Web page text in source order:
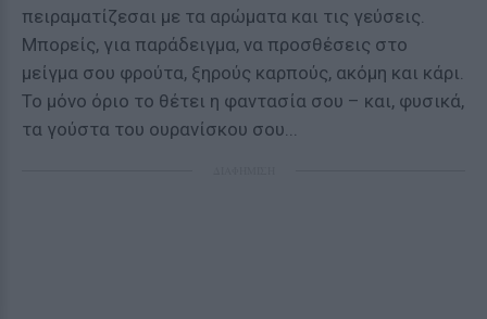
πειραματίζεσαι με τα αρώματα και τις γεύσεις.
Μπορείς, για παράδειγμα, να προσθέσεις στο
μείγμα σου φρούτα, ξηρούς καρπούς, ακόμη και κάρι.
Το μόνο όριο το θέτει η φαντασία σου – και, φυσικά,
τα γούστα του ουρανίσκου σου...